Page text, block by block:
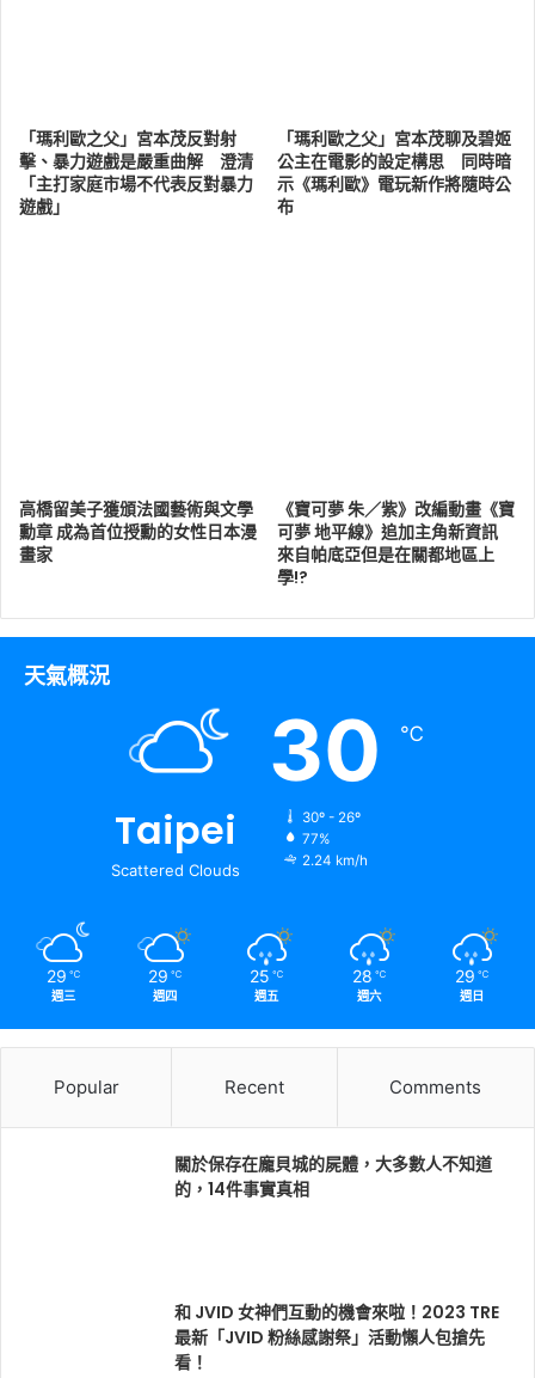
「瑪利歐之父」宮本茂反對射
擊、暴力遊戲是嚴重曲解 澄清
「主打家庭市場不代表反對暴力
遊戲」
「瑪利歐之父」宮本茂聊及碧姬
公主在電影的設定構思 同時暗
示《瑪利歐》電玩新作將隨時公
布
高橋留美子獲頒法國藝術與文學
勳章 成為首位授勳的女性日本漫
畫家
《寶可夢 朱／紫》改編動畫《寶
可夢 地平線》追加主角新資訊
來自帕底亞但是在關都地區上
學!?
天氣概況
Taipei
Scattered Clouds
30 ℃
30º - 26º
77%
2.24 km/h
29 ℃
週三
29 ℃
週四
25 ℃
週五
28 ℃
週六
29 ℃
週日
Popular Recent Comments
關於保存在龐貝城的屍體，大多數人不知道
的，14件事實真相
和 JVID 女神們互動的機會來啦！2023 TRE
最新「JVID 粉絲感謝祭」活動懶人包搶先
看！